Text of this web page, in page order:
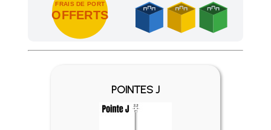
FRAIS DE PORT
OFFERTS
Achetez 4 sachets ou boîtes d'agrafes ou de pointes et
POINTES J